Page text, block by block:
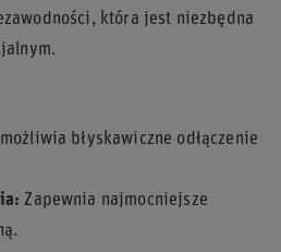
która jest niezbędna
błyskawiczne odłączenie
Zapewnia najmocniejsze